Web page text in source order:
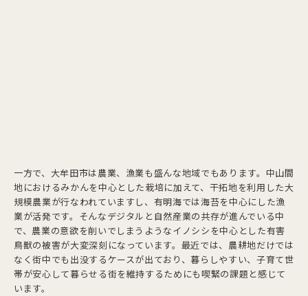
一方で、大牟田市は農業、漁業も盛んな地域でもあります。中山間
地におけるみかんを中心とした栽培に加えて、干拓地を利用した大
規模農業が行なわれていますし、有明海では海苔を中心にした漁
業が活発です。そんなデジタルと自然産業の共存が進んでいる中
で、農業の意欲を削いでしまうようなイノシシを中心とした有害
鳥獣の被害が大変深刻になっています。最近では、農耕地だけでは
なく街中でも出没するケースが出ており、暮らしやすい、子育て世
帯が安心して暮らせる街を維持するためにも喫緊の課題と感じて
います。